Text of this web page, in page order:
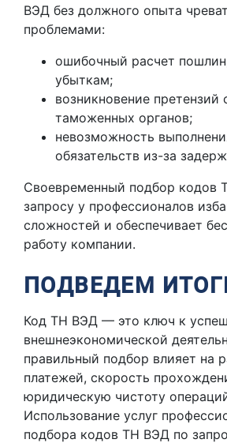
ВЭД без должного опыта
проблемами:
ошибочный расчет
убыткам;
возникновение претензий
таможенных органов;
невозможность
обязательств из-за
Своевременный подбор кодов
запросу у профессионалов
сложностей и обеспечивает
работу компании.
ПОДВЕДЕМ
Код ТН ВЭД — это ключ к
внешнеэкономической
правильный подбор влияет на
платежей, скорость
юридическую чистоту
Использование услуг
подбора кодов ТН ВЭД по